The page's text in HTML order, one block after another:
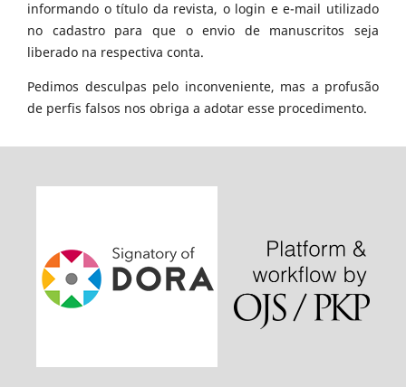
informando o título da revista, o login e e-mail utilizado
no cadastro para que o envio de manuscritos seja
liberado na respectiva conta.
Pedimos desculpas pelo inconveniente, mas a profusão
de perfis falsos nos obriga a adotar esse procedimento.